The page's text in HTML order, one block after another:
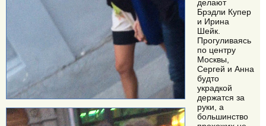
делают
Брэдли Купер
и Ирина
Шейк.
Прогуливаясь
по центру
Москвы,
Сергей и Анна
будто
украдкой
держатся за
руки, а
большинство